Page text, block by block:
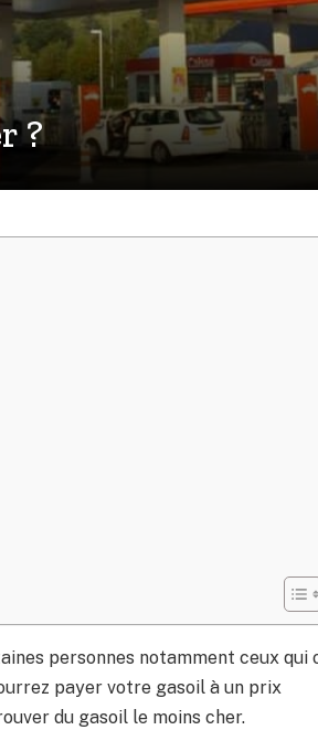
?
personnes notamment ceux qui
payer votre gasoil à un prix
du gasoil le moins cher.